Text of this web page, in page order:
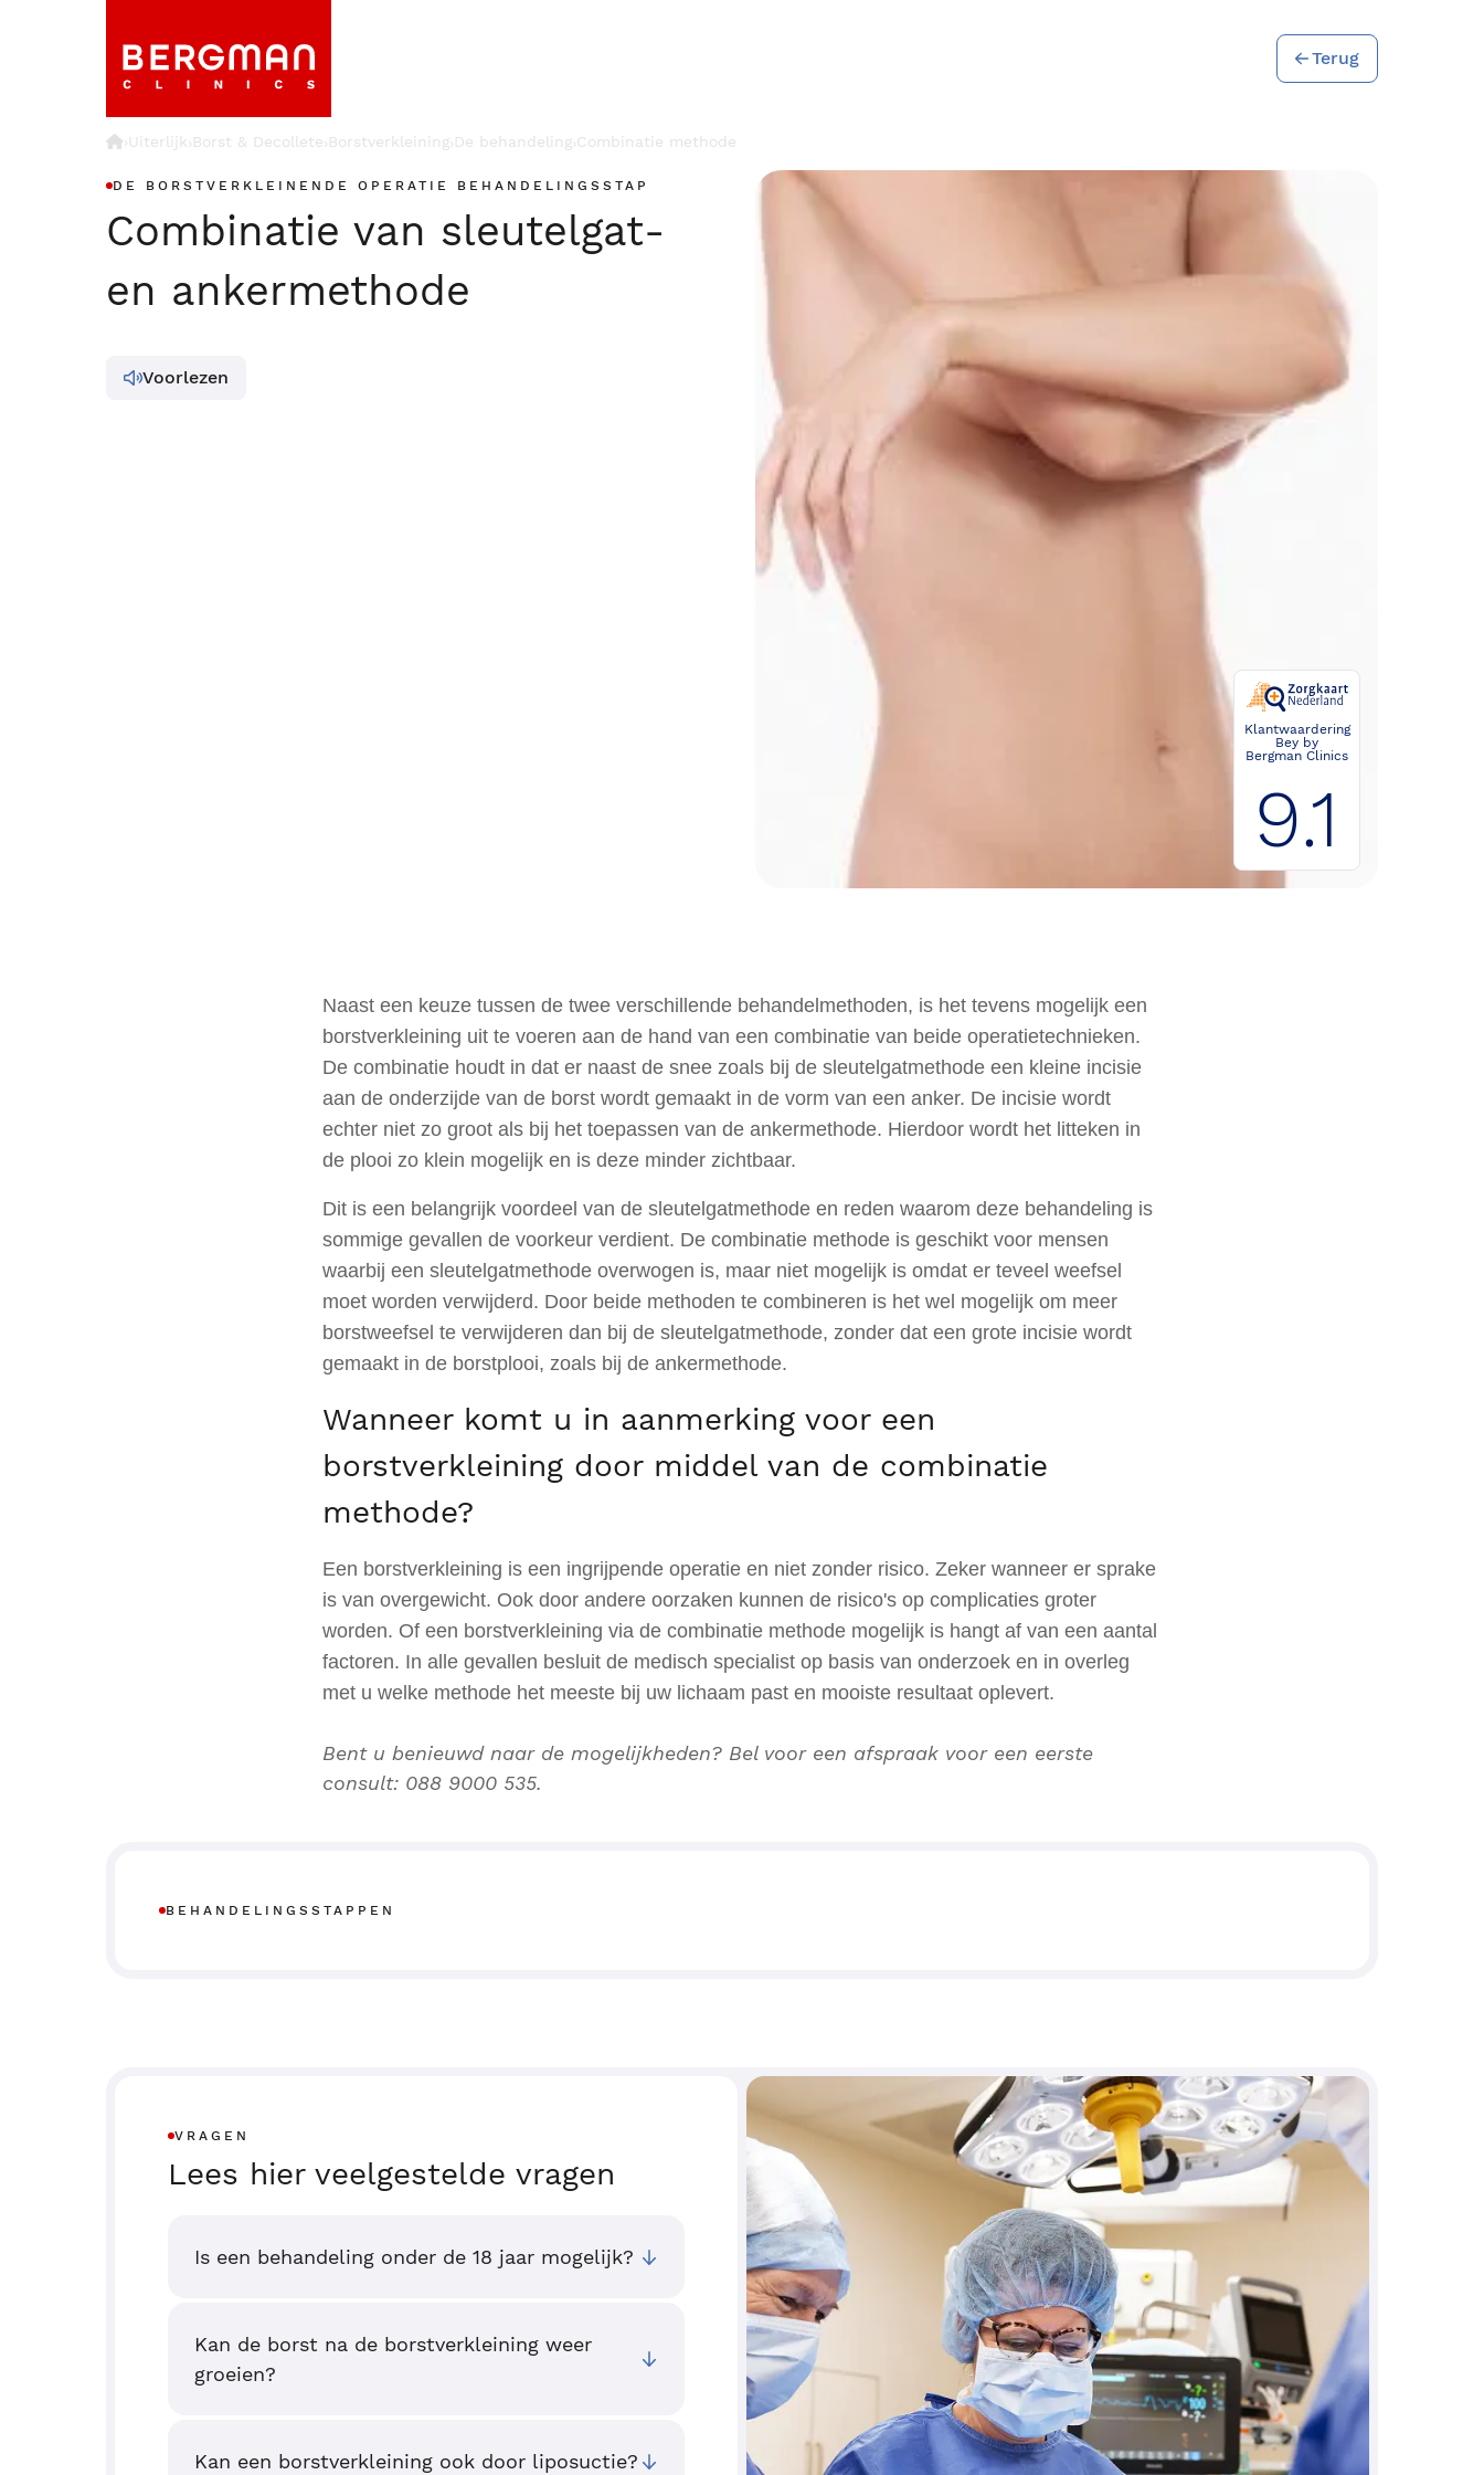
Terug
›Uiterlijk›Borst & Decollete›Borstverkleining›De behandeling›Combinatie methode
DE BORSTVERKLEINENDE OPERATIE BEHANDELINGSSTAP
Combinatie van sleutelgat-
en ankermethode
Voorlezen
Klantwaardering
Bey by
Bergman Clinics
9.1
Naast een keuze tussen de twee verschillende behandelmethoden, is het tevens mogelijk een
borstverkleining uit te voeren aan de hand van een combinatie van beide operatietechnieken.
De combinatie houdt in dat er naast de snee zoals bij de sleutelgatmethode een kleine incisie
aan de onderzijde van de borst wordt gemaakt in de vorm van een anker. De incisie wordt
echter niet zo groot als bij het toepassen van de ankermethode. Hierdoor wordt het litteken in
de plooi zo klein mogelijk en is deze minder zichtbaar.
Dit is een belangrijk voordeel van de sleutelgatmethode en reden waarom deze behandeling is
sommige gevallen de voorkeur verdient. De combinatie methode is geschikt voor mensen
waarbij een sleutelgatmethode overwogen is, maar niet mogelijk is omdat er teveel weefsel
moet worden verwijderd. Door beide methoden te combineren is het wel mogelijk om meer
borstweefsel te verwijderen dan bij de sleutelgatmethode, zonder dat een grote incisie wordt
gemaakt in de borstplooi, zoals bij de ankermethode.
Wanneer komt u in aanmerking voor een
borstverkleining door middel van de combinatie
methode?
Een borstverkleining is een ingrijpende operatie en niet zonder risico. Zeker wanneer er sprake
is van overgewicht. Ook door andere oorzaken kunnen de risico's op complicaties groter
worden. Of een borstverkleining via de combinatie methode mogelijk is hangt af van een aantal
factoren. In alle gevallen besluit de medisch specialist op basis van onderzoek en in overleg
met u welke methode het meeste bij uw lichaam past en mooiste resultaat oplevert.
Bent u benieuwd naar de mogelijkheden? Bel voor een afspraak voor een eerste
consult: 088 9000 535.
BEHANDELINGSSTAPPEN
VRAGEN
Lees hier veelgestelde vragen
Is een behandeling onder de 18 jaar mogelijk?
Kan de borst na de borstverkleining weer
groeien?
Kan een borstverkleining ook door liposuctie?